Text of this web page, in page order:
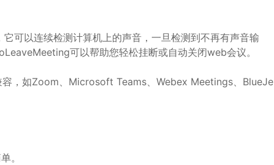
以连续检测计算机上的声音，一旦检测到不再有声音输
可以帮助您轻松挂断或自动关闭web会议。
，如Zoom、Microsoft Teams、Webex Meetings、BlueJe
。